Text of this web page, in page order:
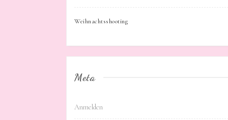
Weihnachtsshooting
Meta
Anmelden